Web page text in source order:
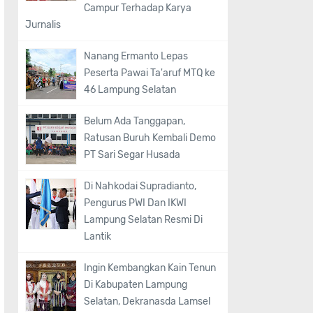
Campur Terhadap Karya
Jurnalis
Nanang Ermanto Lepas
Peserta Pawai Ta'aruf MTQ ke
46 Lampung Selatan
Belum Ada Tanggapan,
Ratusan Buruh Kembali Demo
PT Sari Segar Husada
Di Nahkodai Supradianto,
Pengurus PWI Dan IKWI
Lampung Selatan Resmi Di
Lantik
Ingin Kembangkan Kain Tenun
Di Kabupaten Lampung
Selatan, Dekranasda Lamsel